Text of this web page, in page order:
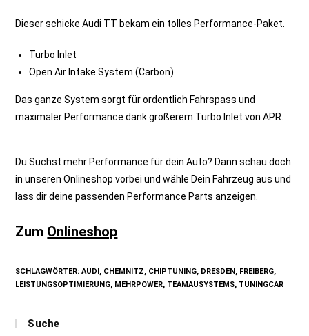
Dieser schicke Audi TT bekam ein tolles Performance-Paket.
Turbo Inlet
Open Air Intake System (Carbon)
Das ganze System sorgt für ordentlich Fahrspass und
maximaler Performance dank größerem Turbo Inlet von APR.
Du Suchst mehr Performance für dein Auto? Dann schau doch
in unseren Onlineshop vorbei und wähle Dein Fahrzeug aus und
lass dir deine passenden Performance Parts anzeigen.
Zum Onlineshop
SCHLAGWÖRTER:AUDI, CHEMNITZ, CHIPTUNING, DRESDEN, FREIBERG,
LEISTUNGSOPTIMIERUNG, MEHRPOWER, TEAMAUSYSTEMS, TUNINGCAR
Suche